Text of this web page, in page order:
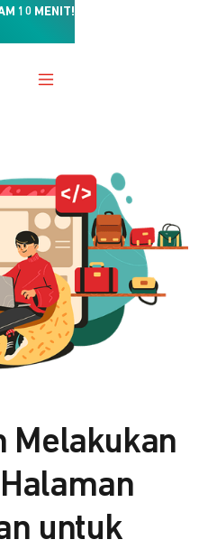
10 MENIT!
Melakukan
untuk